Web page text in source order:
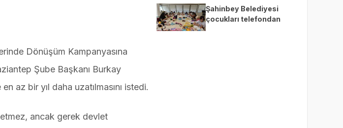
Dönüşüm Kampanyasına
Şube Başkanı Burkay
az bir yıl daha uzatılmasını istedi.
ancak gerek devlet
Şahinbey Belediyesi
çocukları telefondan